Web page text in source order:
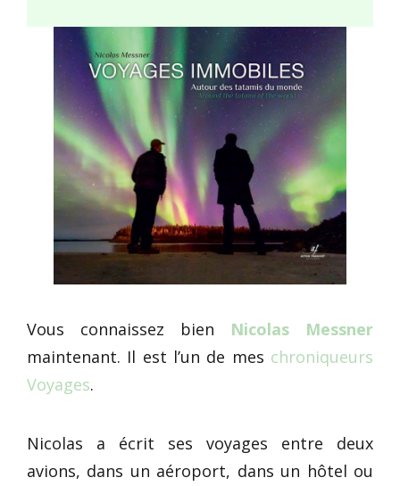
Vous connaissez bien Nicolas Messner
maintenant. Il est l’un de mes chroniqueurs
Voyages.
Nicolas a écrit ses voyages entre deux
avions, dans un aéroport, dans un hôtel ou